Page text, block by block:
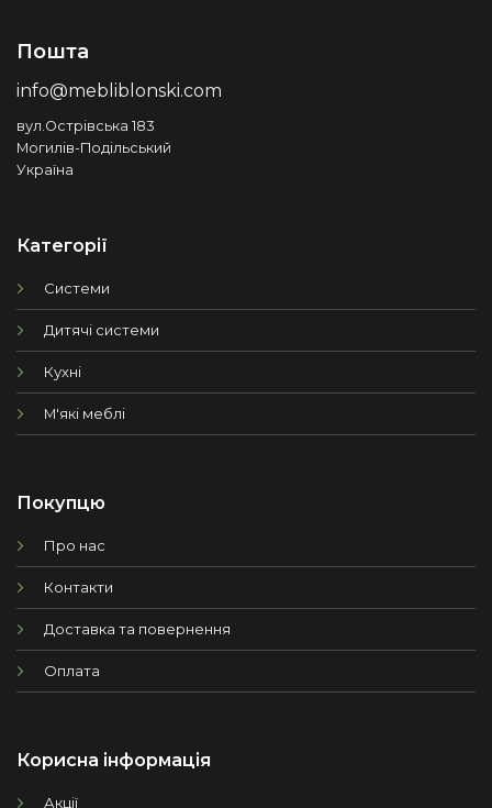
Пошта
info@mebliblonski.com
вул.Острівська 183
Могилів-Подільський
Україна
Категорії
Системи
Дитячі системи
Кухні
М'які меблі
Покупцю
Про нас
Контакти
Доставка та повернення
Оплата
Корисна інформація
Акції